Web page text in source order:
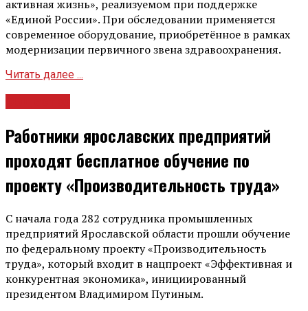
активная жизнь», реализуемом при поддержке
«Единой России». При обследовании применяется
современное оборудование, приобретённое в рамках
модернизации первичного звена здравоохранения.
Читать далее ...
Работники ярославских предприятий
проходят бесплатное обучение по
проекту «Производительность труда»
С начала года 282 сотрудника промышленных
предприятий Ярославской области прошли обучение
по федеральному проекту «Производительность
труда», который входит в нацпроект «Эффективная и
конкурентная экономика», инициированный
президентом Владимиром Путиным.